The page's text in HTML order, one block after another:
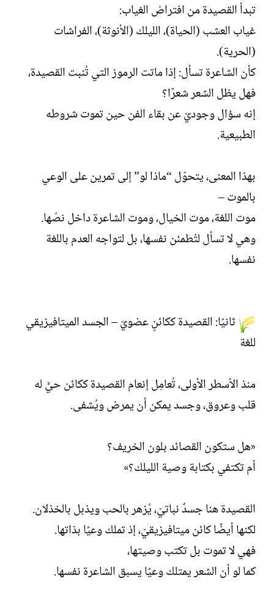
تبدأ القصيدة من افتراض الغياب:
غياب العشب (الحياة)، الليلك (الأنوثة)، الفراشات
(الحرية).
كأن الشاعرة تسأل: إذا ماتت الرموز التي تُنبت القصيدة،
فهل يظل الشعر شعرًا؟
إنه سؤال وجوديّ عن بقاء الفن حين تموت شروطه
الطبيعية.
بهذا المعنى، يتحوّل “ماذا لو” إلى تمرين على الوعي
بالموت –
موت اللغة، موت الخيال، وموت الشاعرة داخل نصّها.
وهي لا تسأل لتُطمئن نفسها، بل لتواجه العدم باللغة
نفسها.
ثانيًا: القصيدة ككائنٍ عضويّ – الجسد الميتافيزيقي
للغة
منذ الأسطر الأولى، تُعامِل إنعام القصيدة ككائن حيٍّ له
قلب وعروق، وجسد يمكن أن يمرض ويُشفى.
«هل ستكون القصائد بلون الخريف؟
أم تكتفي بكتابة وصية الليلك؟»
القصيدة هنا جسدٌ نباتيّ، يُزهر بالحب ويذبل بالخذلان.
لكنها أيضًا كائن ميتافيزيقيّ، إذ تملك وعيًا بذاتها.
فهي لا تموت بل تكتب وصيتها،
كما لو أن الشعر يمتلك وعيًا يسبق الشاعرة نفسها.